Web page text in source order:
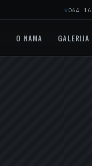
☏064
O NAMA GALERIJA